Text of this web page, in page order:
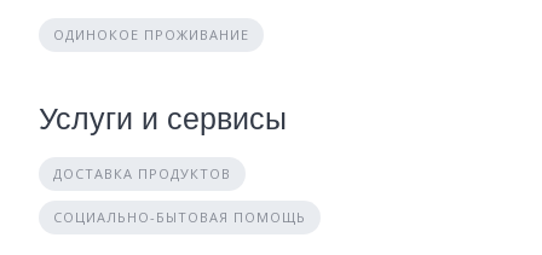
ОДИНОКОЕ ПРОЖИВАНИЕ
Услуги и сервисы
ДОСТАВКА ПРОДУКТОВ
СОЦИАЛЬНО-БЫТОВАЯ ПОМОЩЬ